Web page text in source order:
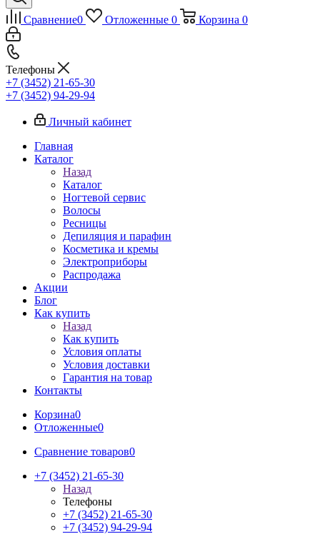
Сравнение0 Отложенные 0 Корзина 0
Телефоны
+7 (3452) 21-65-30
+7 (3452) 94-29-94
Личный кабинет
Главная
Каталог
Назад
Каталог
Ногтевой сервис
Волосы
Ресницы
Депиляция и парафин
Косметика и кремы
Электроприборы
Распродажа
Акции
Блог
Как купить
Назад
Как купить
Условия оплаты
Условия доставки
Гарантия на товар
Контакты
Корзина0
Отложенные0
Сравнение товаров0
+7 (3452) 21-65-30
Назад
Телефоны
+7 (3452) 21-65-30
+7 (3452) 94-29-94